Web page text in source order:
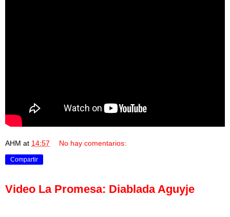
AHM at 14:57 No hay comentarios:
Compartir
Video La Promesa: Diablada Aguyje